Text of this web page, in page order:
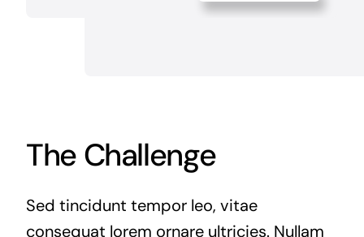
The Challenge
Sed tincidunt tempor leo, vitae
consequat lorem ornare ultricies. Nullam